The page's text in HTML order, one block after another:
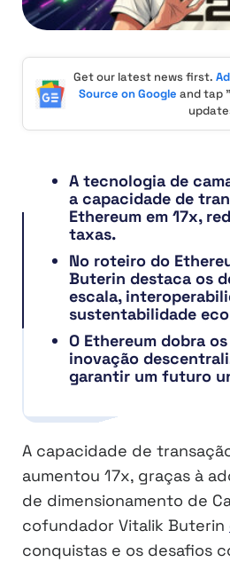
Get our latest news first.
Source on Google and tap
A tecnologia de
a capacidade de
Ethereum em 17x,
taxas.
No roteiro do
Buterin destaca os
escala,
sustentabilidade
O Ethereum dobra os
inovação
garantir um futuro
A capacidade de
aumentou 17x, graças à
de dimensionamento de
cofundador Vitalik Buterin
conquistas e os desafios